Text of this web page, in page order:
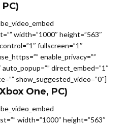
width=”1000″ height=”563″
fullscreen=”1″
enable_privacy=””
direct_embed=”1″
show_suggested_video=”0″]
One, PC)
width=”1000″ height=”563″